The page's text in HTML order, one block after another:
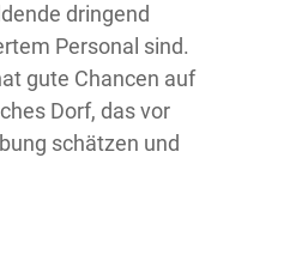
dringend
Personal sind.
gute Chancen auf
Dorf, das vor
schätzen und